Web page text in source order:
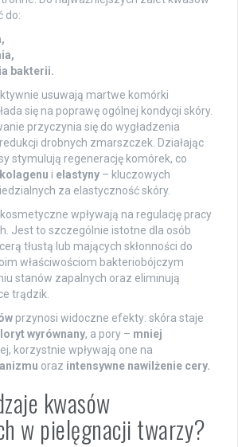
do:
bakterii.
usuwają martwe komórki
się na poprawę ogólnej kondycji skóry.
przyczynia się do wygładzenia
drobnych zmarszczek. Działając
stymulują regenerację komórek, co
kolagenu i elastyny – kluczowych
za elastyczność skóry.
wpływają na regulację pracy
Jest to szczególnie istotne dla osób
tłustą lub mających skłonności do
właściwościom bakteriobójczym
stanów zapalnych oraz eliminują
trądzik.
przynosi widoczne efekty: skóra staje
wyrównany, a pory – mniej
korzystnie wpływają one na
oraz intensywne nawilżenie cery.
kwasów
w pielęgnacji twarzy?